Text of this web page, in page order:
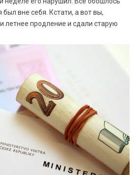
вне себя. Кстати, а вот вы,
летнее продление и сдали старую